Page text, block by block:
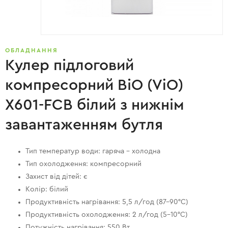
ОБЛАДНАННЯ
Кулер підлоговий
компресорний ВіО (ViO)
X601-FCB білий з нижнім
завантаженням бутля
Тип температур води: гаряча – холодна
Тип охолодження: компресорний
Захист від дітей: є
Колір: білий
Продуктивність нагрівання: 5,5 л/год (87-90°C)
Продуктивність охолодження: 2 л/год (5-10°C)